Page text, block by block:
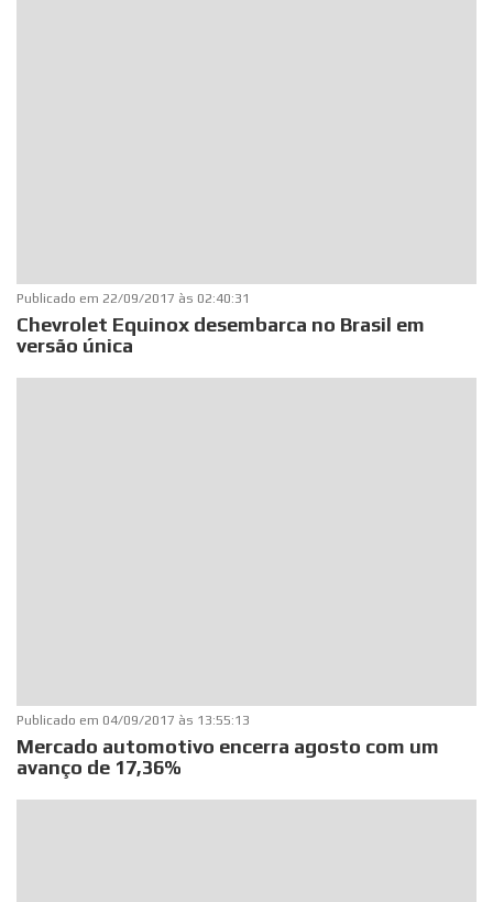
Publicado em 22/09/2017 às 02:40:31
Chevrolet Equinox desembarca no Brasil em
versão única
Publicado em 04/09/2017 às 13:55:13
Mercado automotivo encerra agosto com um
avanço de 17,36%